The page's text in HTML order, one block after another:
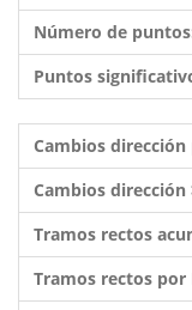
Número de
Puntos
Cambios dirección
Cambios dirección
Tramos rectos
Tramos rectos por